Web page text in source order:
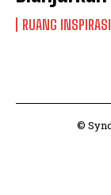
RUANG INSPIRASI
©